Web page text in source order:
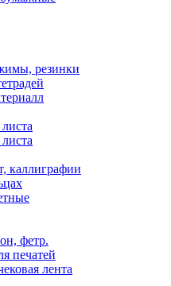
резинки
каллиграфии
фетр.
печатей
лента